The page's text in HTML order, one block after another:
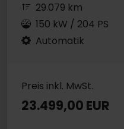
29.079 km
150 kW / 204 PS
Automatik
Preis inkl. MwSt.
23.499,00 EUR